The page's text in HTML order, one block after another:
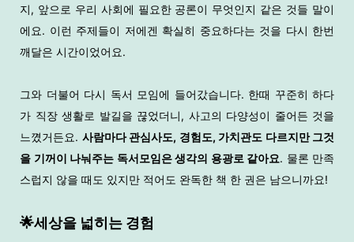
지, 앞으로 우리 사회에 필요한 공론이 무엇인지 같은 것들 말이
에요. 이런 주제들이 저에겐 확실히 중요하다는 것을 다시 한번
깨달은 시간이었어요.
그와 더불어 다시 독서 모임에 들어갔습니다. 한때 꾸준히 하다
가 직장 생활로 발길을 끊었더니, 사고의 다양성이 줄어든 것을
느꼈거든요. 사람마다 관심사도, 경험도, 가치관도 다르지만 그것
을 기꺼이 나눠주는 독서모임은 생각의 용광로 같아요. 물론 만족
스럽지 않을 때도 있지만 적어도 완독한 책 한 권은 남으니까요!
🌟세상을 넓히는 경험